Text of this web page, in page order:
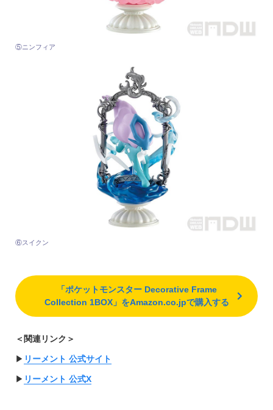
⑤ニンフィア
⑥スイクン
「ポケットモンスター Decorative Frame
Collection 1BOX」をAmazon.co.jpで購入する
＜関連リンク＞
▶︎ リーメント 公式サイト
▶︎ リーメント 公式X